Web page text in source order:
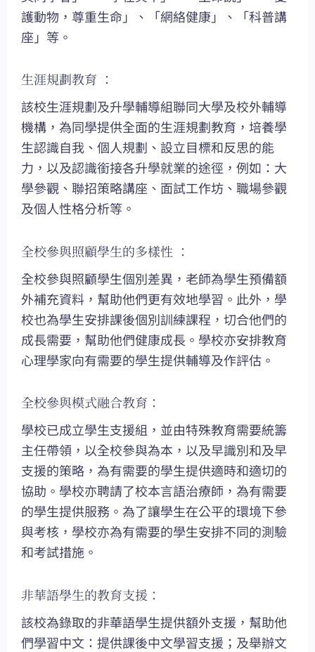
護動物，尊重生命」、「網絡健康」、「科普講
座」等。
生涯規劃教育 ：
該校生涯規劃及升學輔導組聯同大學及校外輔導
機構，為同學提供全面的生涯規劃教育，培養學
生認識自我、個人規劃、設立目標和反思的能
力，以及認識銜接各升學就業的途徑，例如：大
學參觀、聯招策略講座、面試工作坊、職場參觀
及個人性格分析等。
全校參與照顧學生的多樣性 ：
全校參與照顧學生個別差異，老師為學生預備額
外補充資料，幫助他們更有效地學習。此外，學
校也為學生安排課後個別訓練課程，切合他們的
成長需要，幫助他們健康成長。學校亦安排教育
心理學家向有需要的學生提供輔導及作評估。
全校參與模式融合教育：
學校已成立學生支援組，並由特殊教育需要統籌
主任帶領，以全校參與為本，以及早識別和及早
支援的策略，為有需要的學生提供適時和適切的
協助。學校亦聘請了校本言語治療師，為有需要
的學生提供服務。為了讓學生在公平的環境下參
與考核，學校亦為有需要的學生安排不同的測驗
和考試措施。
非華語學生的教育支援：
該校為錄取的非華語學生提供額外支援，幫助他
們學習中文：提供課後中文學習支援；及舉辦文